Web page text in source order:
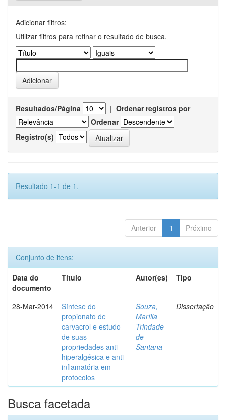
Adicionar filtros:
Utilizar filtros para refinar o resultado de busca.
Resultados/Página | Ordenar registros por
Ordenar
Registro(s)
Resultado 1-1 de 1.
Anterior 1 Próximo
Conjunto de itens:
Data do
documento
Título Autor(es) Tipo
28-Mar-2014
Síntese do
propionato de
carvacrol e estudo
de suas
propriedades anti-
hiperalgésica e anti-
inflamatória em
protocolos
Souza,
Marília
Trindade
de
Santana
Dissertação
Busca facetada